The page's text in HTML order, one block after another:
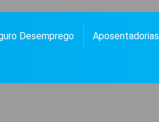
FAMÍLIA, NOTÍCIAS E MUITO MAIS.
Desemprego Aposentadorias